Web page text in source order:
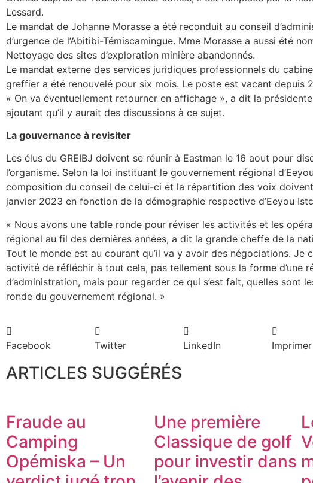
Lessard.
Le mandat de Johanne Morasse a été reconduit au conseil
d’urgence de l’Abitibi-Témiscamingue. Mme Morasse a aussi été
Nettoyage des sites d’exploration minière abandonnés.
Le mandat externe des services juridiques professionnels du
greffier a été renouvelé pour six mois. Le poste est vacant depuis
« On va éventuellement retourner en affichage », a dit la présidente
ajoutant qu’il y aurait des discussions à ce sujet.
La gouvernance à revisiter
Les élus du GREIBJ doivent se réunir à Eastman le 16 aout pour
l’organisme. Selon la loi instituant le gouvernement régional
composition du conseil de celui-ci et la répartition des voix
janvier 2023 en fonction de la démographie respective d’Eeyou
« Nous avons une table ronde pour réviser les activités et les
régional au fil des dernières années, a dit la grande cheffe de la
Tout le monde est au courant qu’il va y avoir des négociations. Je
activité de réfléchir à tout cela, pas tellement sous la forme d’une
d’administration, mais pour regarder ce qui s’est fait, quelles sont
ronde du gouvernement régional. »
Facebook Twitter LinkedIn Imprimer
ARTICLES SUGGÉRÉS
Fraude au
Camping
Opémiska – Un
Une première
Classique de golf
pour investir dans